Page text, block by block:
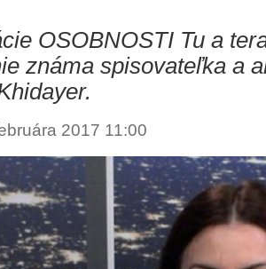
OSOBNOSTI Tu a
známa spisovateľka a
2017 11:00